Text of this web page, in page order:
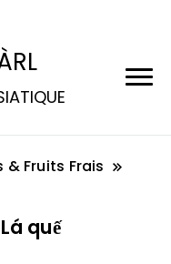
& Fruits Frais
quế